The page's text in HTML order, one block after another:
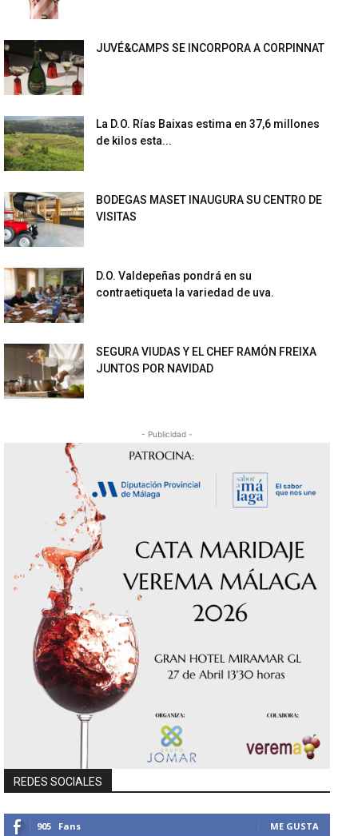
JUVÉ&CAMPS SE INCORPORA A CORPINNAT
La D.O. Rías Baixas estima en 37,6 millones
de kilos esta...
BODEGAS MASET INAUGURA SU CENTRO DE
VISITAS
D.O. Valdepeñas pondrá en su
contraetiqueta la variedad de uva.
SEGURA VIUDAS Y EL CHEF RAMÓN FREIXA
JUNTOS POR NAVIDAD
- Publicidad -
REDES SOCIALES
905 Fans ME GUSTA